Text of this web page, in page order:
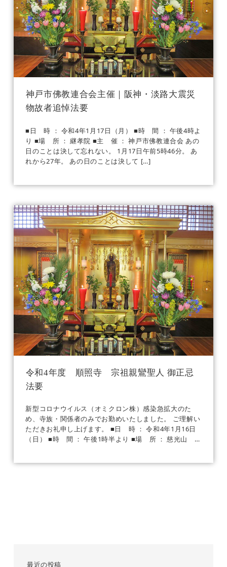
神戸市佛教連合会主催｜阪神・淡路大震災
物故者追悼法要
■日 時 ： 令和4年1月17日（月） ■時 間 ： 午後4時よ
り ■場 所 ： 継孝院 ■主 催 ： 神戸市佛教連合会 あの
日のことは決して忘れない。 1月17日午前5時46分。 あ
れから27年。 あの日のことは決して […]
令和4年度 順照寺 宗祖親鸞聖人 御正忌
法要
新型コロナウイルス（オミクロン株）感染急拡大のた
め、寺族・関係者のみでお勤めいたしました。 ご理解い
ただきお礼申し上げます。 ■日 時 ： 令和4年1月16日
（日） ■時 間 ： 午後1時半より ■場 所 ： 慈光山 順
最近の投稿